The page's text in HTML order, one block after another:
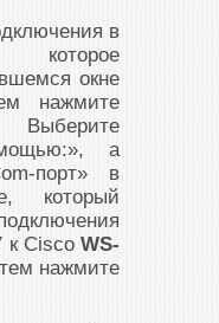
в
окне
нажмите
а
порт» в
который
к Cisco WS-
нажмите